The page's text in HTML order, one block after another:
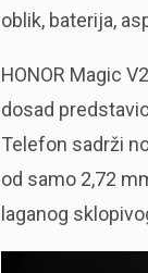
oblik, baterija,
HONOR Magic
dosad
Telefon sadrži
od samo 2,72
laganog